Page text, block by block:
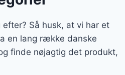
Så husk, at vi har et
en lang række danske
finde nøjagtig det produkt,